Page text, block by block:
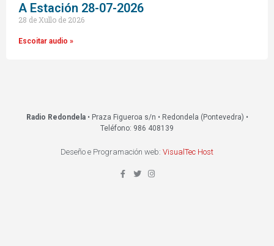
A Estación 28-07-2026
28 de Xullo de 2026
Escoitar audio »
Radio Redondela• Praza Figueroa s/n • Redondela (Pontevedra) •
Teléfono: 986 408139
Deseño e Programación web: VisualTec Host